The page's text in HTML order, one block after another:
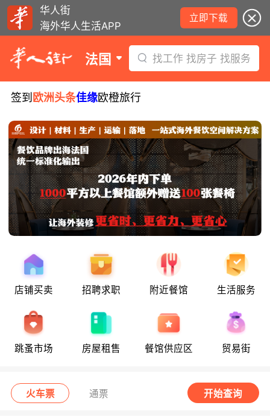
华人街
海外华人生活APP
立即下载
法国 找工作 找房子 找服务
签到 欧洲头条佳缘欧橙旅行
店铺买卖 招聘求职 附近餐馆 生活服务
跳蚤市场 房屋租售 餐馆供应区 贸易街
火车票 通票 开始查询